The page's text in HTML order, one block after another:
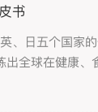
书
、日五个国家
全球在健康、